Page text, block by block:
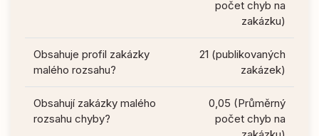
počet chyb na
zakázku)
Obsahuje profil zakázky
malého rozsahu?
21 (publikovaných
zakázek)
Obsahují zakázky malého
rozsahu chyby?
0,05 (Průměrný
počet chyb na